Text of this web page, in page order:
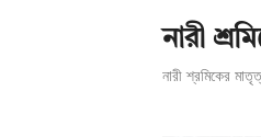
নারী
নারী শ্রমিকের